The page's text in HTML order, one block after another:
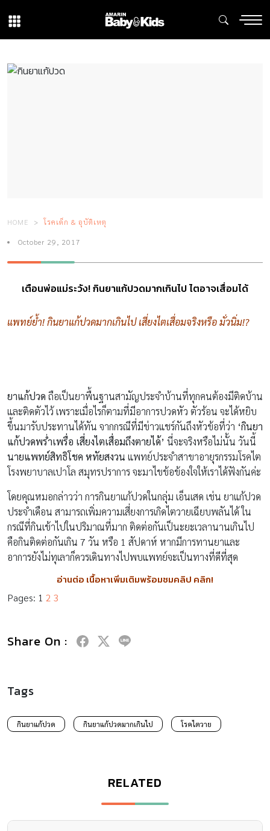
HOME โรคเด็ก & อุบัติเหตุ
October 29, 2017
เตือนพ่อแม่ระวัง! กินยาแก้ปวดมากเกินไป ไตอาจเสื่อมได้
แพทย์ย้ำ! กินยาแก้ปวดมากเกินไป เสี่ยงไตเสื่อมจริงหรือ มั่วนิ่ม!?
ยาแก้ปวด ถือเป็นยาพื้นฐานสามัญประจำบ้านที่ทุกคนต้องมีติดบ้าน
และติดตัวไว้ เพราะเมื่อไรก็ตามที่มีอาการปวดหัว ตัวร้อน จะได้หยิบ
ขึ้นมารับประทานได้ทัน จากกรณีที่มีข่าวแชร์กันถึงหัวข้อที่ว่า ‘กินยา
แก้ปวดพร่ำเพรื่อ เสี่ยงไตเสื่อมถึงตายได้’ นี่จะจริงหรือไม่นั้น วันนี้
นายแพทย์สิทธิโชค หทัยสงวน แพทย์ประจำสาขาอายุรกรรมโรคไต
โรงพยาบาลเปาโล สมุทรปราการ จะมาไขข้อข้องใจให้เราได้ฟังกันค่ะ
โดยคุณหมอกล่าวว่า การกินยาแก้ปวดในกลุ่ม เอ็นเสด เช่น ยาแก้ปวด
ประจำเดือน สามารถเพิ่มความเสี่ยงการเกิดไตวายเฉียบพลันได้ ใน
กรณีที่กินเข้าไปในปริมาณที่มาก ติดต่อกันเป็นะยะเวลานานเกินไป
คือกินติดต่อกันเกิน 7 วัน หรือ 1 สัปดาห์ หากมีการทานยาและ
อาการยังไม่ทุเลาก็ควรเดินทางไปพบแพทย์จะเป็นทางที่ดีที่สุด
อ่านต่อ เนื้อหาเพิ่มเติมพร้อมชมคลิป คลิก!
Pages: 1 2 3
Share On :
Tags
กินยาแก้ปวด กินยาแก้ปวดมากเกินไป โรคไตวาย
RELATED